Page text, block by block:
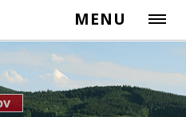
MENU